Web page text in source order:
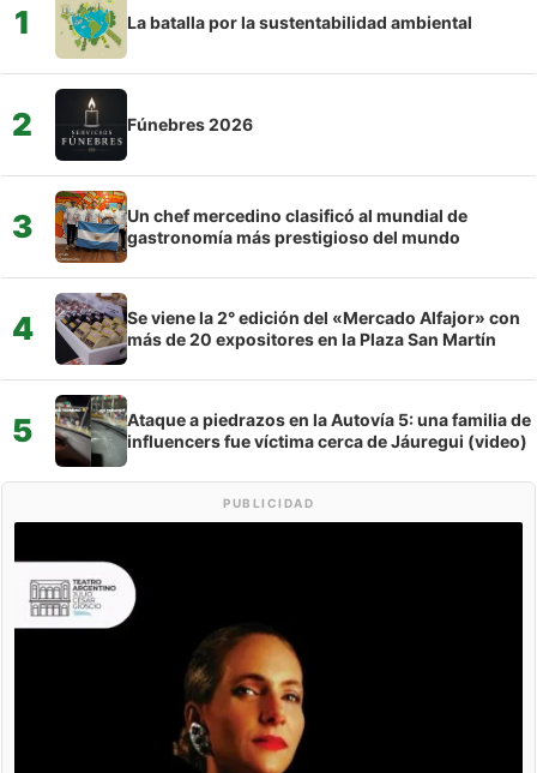
1 La batalla por la sustentabilidad ambiental
2 Fúnebres 2026
3
Un chef mercedino clasificó al mundial de
gastronomía más prestigioso del mundo
4
Se viene la 2° edición del «Mercado Alfajor» con
más de 20 expositores en la Plaza San Martín
5
Ataque a piedrazos en la Autovía 5: una familia de
influencers fue víctima cerca de Jáuregui (video)
PUBLICIDAD